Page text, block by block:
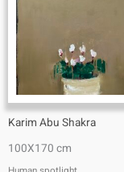
Karim Abu Shakra
100X170 cm